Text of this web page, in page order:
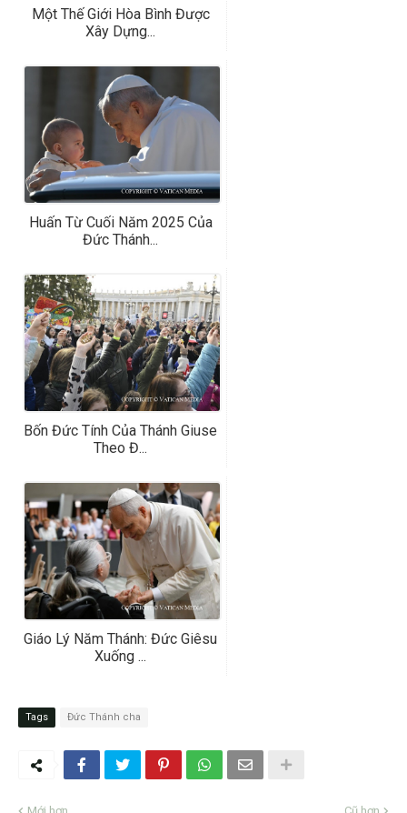
Một Thế Giới Hòa Bình Được
Xây Dựng...
Huấn Từ Cuối Năm 2025 Của
Đức Thánh...
Bốn Đức Tính Của Thánh Giuse
Theo Đ...
Giáo Lý Năm Thánh: Đức Giêsu
Xuống ...
Tags Đức Thánh cha